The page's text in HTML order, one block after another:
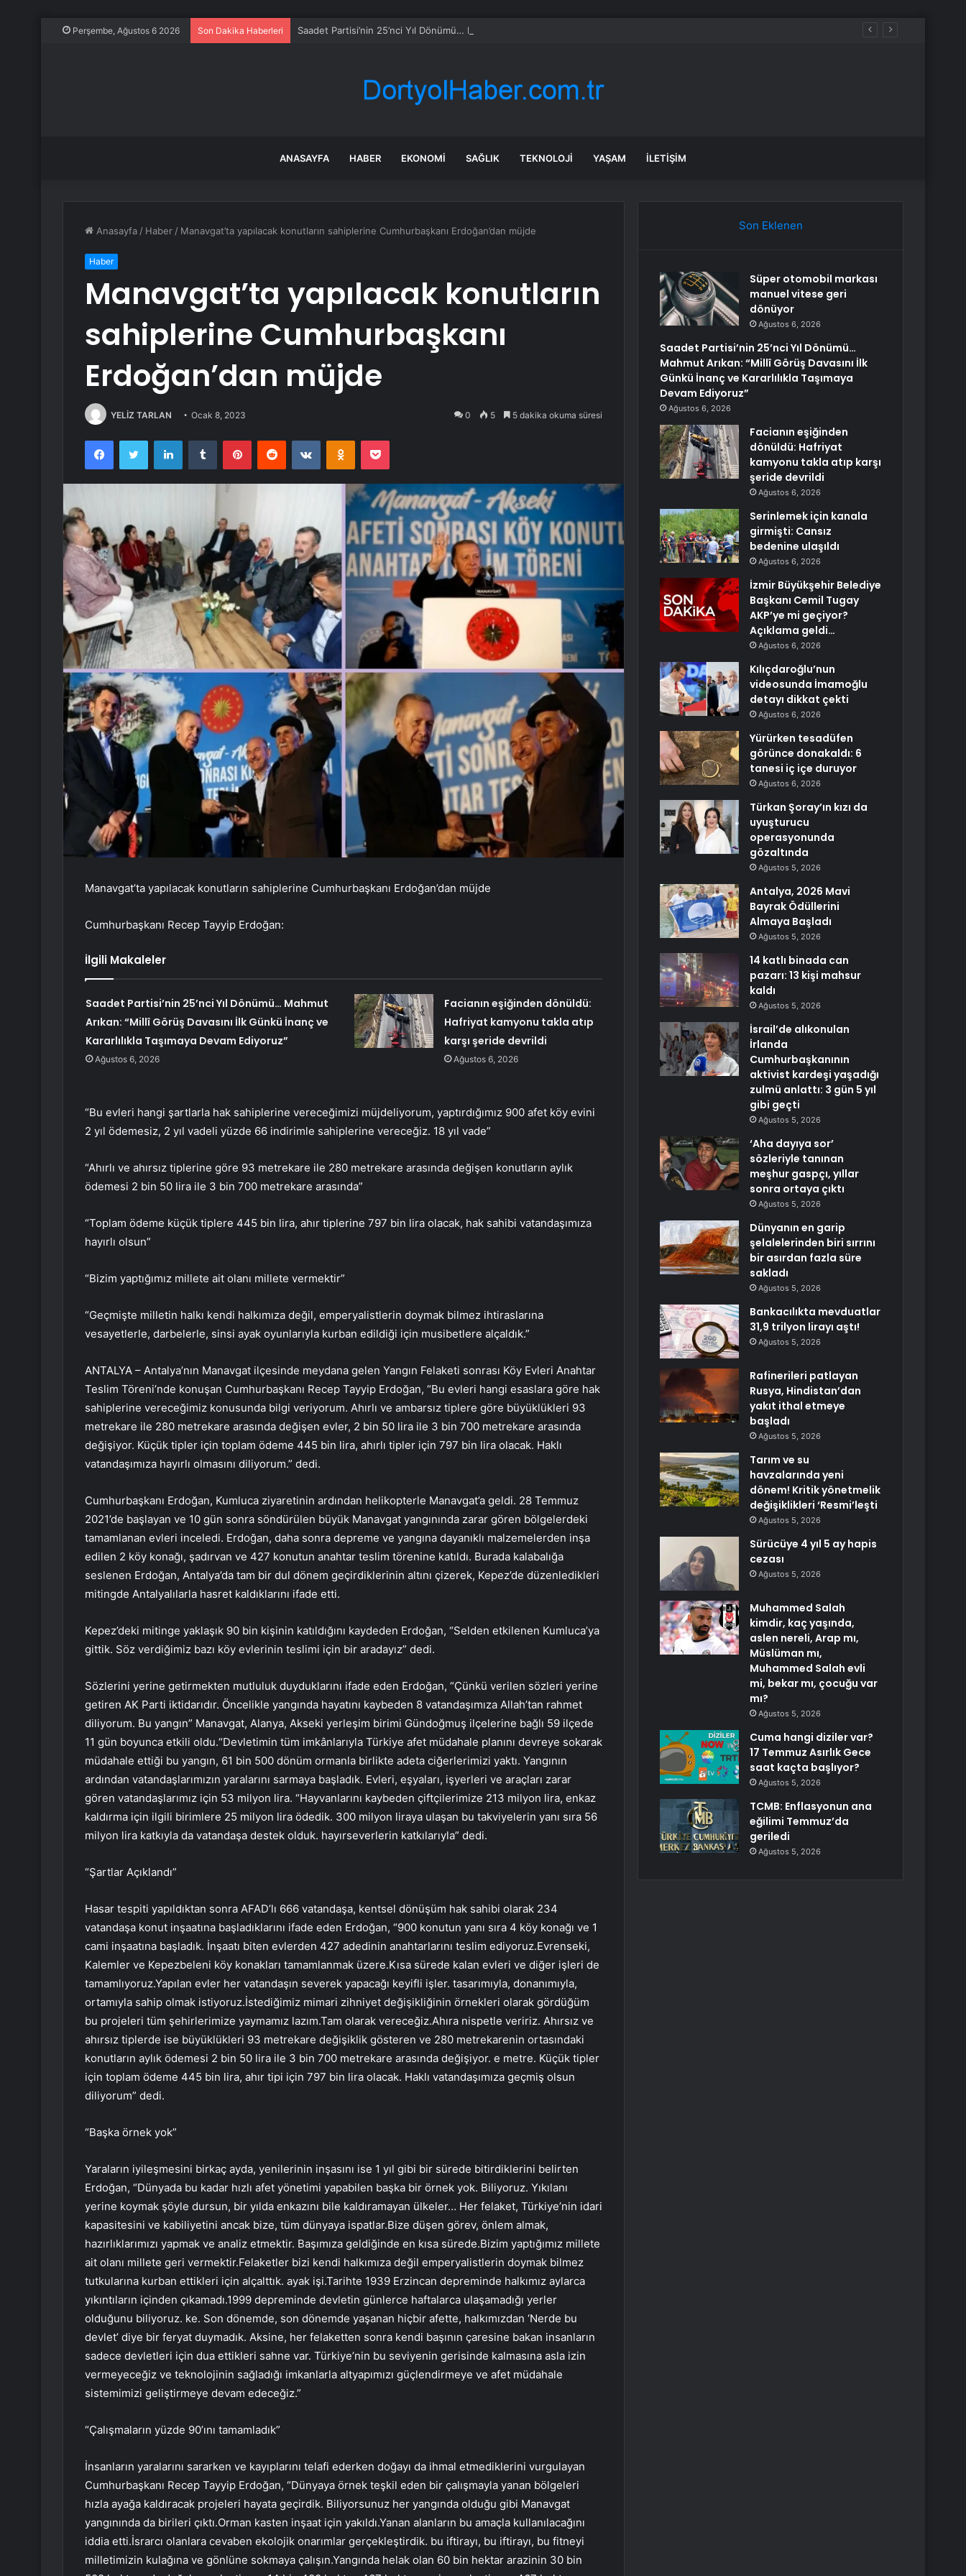
Perşembe, Ağustos 6 2026 Son Dakika Haberleri
ANASAYFA HABER EKONOMI SAĞLIK TEKNOLOJI YAŞAM İLETIŞIM
Anasayfa / Haber / Manavgat’ta yapılacak konutların sahiplerine Cumhurbaşkanı Erdoğan’dan müjde
Haber
Manavgat’ta yapılacak konutların
sahiplerine Cumhurbaşkanı
Erdoğan’dan müjde
YELİZ TARLAN Ocak 8, 2023 0 5 5 dakika okuma süresi
FacebookTwitter LinkedInTumblr PinterestReddit VKontakteOdnoklassniki
Pocket
Manavgat’ta yapılacak konutların sahiplerine Cumhurbaşkanı Erdoğan’dan müjde
Cumhurbaşkanı Recep Tayyip Erdoğan:
İlgili Makaleler
Saadet Partisi’nin 25’nci Yıl Dönümü… Mahmut
Arıkan: “Millî Görüş Davasını İlk Günkü İnanç ve
Kararlılıkla Taşımaya Devam Ediyoruz”
Ağustos 6, 2026
Facianın eşiğinden dönüldü:
Hafriyat kamyonu takla atıp
karşı şeride devrildi
Ağustos 6, 2026
“Bu evleri hangi şartlarla hak sahiplerine vereceğimizi müjdeliyorum, yaptırdığımız 900 afet köy evini
2 yıl ödemesiz, 2 yıl vadeli yüzde 66 indirimle sahiplerine vereceğiz. 18 yıl vade”
“Ahırlı ve ahırsız tiplerine göre 93 metrekare ile 280 metrekare arasında değişen konutların aylık
ödemesi 2 bin 50 lira ile 3 bin 700 metrekare arasında”
“Toplam ödeme küçük tiplere 445 bin lira, ahır tiplerine 797 bin lira olacak, hak sahibi vatandaşımıza
hayırlı olsun”
“Bizim yaptığımız millete ait olanı millete vermektir”
“Geçmişte milletin halkı kendi halkımıza değil, emperyalistlerin doymak bilmez ihtiraslarına
vesayetlerle, darbelerle, sinsi ayak oyunlarıyla kurban edildiği için musibetlere alçaldık.”
ANTALYA – Antalya’nın Manavgat ilçesinde meydana gelen Yangın Felaketi sonrası Köy Evleri Anahtar
Teslim Töreni’nde konuşan Cumhurbaşkanı Recep Tayyip Erdoğan, “Bu evleri hangi esaslara göre hak
sahiplerine vereceğimiz konusunda bilgi veriyorum. Ahırlı ve ambarsız tiplere göre büyüklükleri 93
metrekare ile 280 metrekare arasında değişen evler, 2 bin 50 lira ile 3 bin 700 metrekare arasında
değişiyor. Küçük tipler için toplam ödeme 445 bin lira, ahırlı tipler için 797 bin lira olacak. Haklı
vatandaşımıza hayırlı olmasını diliyorum.” dedi.
Cumhurbaşkanı Erdoğan, Kumluca ziyaretinin ardından helikopterle Manavgat’a geldi. 28 Temmuz
2021’de başlayan ve 10 gün sonra söndürülen büyük Manavgat yangınında zarar gören bölgelerdeki
tamamlanan evleri inceledi. Erdoğan, daha sonra depreme ve yangına dayanıklı malzemelerden inşa
edilen 2 köy konağı, şadırvan ve 427 konutun anahtar teslim törenine katıldı. Burada kalabalığa
seslenen Erdoğan, Antalya’da tam bir dul dönem geçirdiklerinin altını çizerek, Kepez’de düzenledikleri
mitingde Antalyalılarla hasret kaldıklarını ifade etti.
Kepez’deki mitinge yaklaşık 90 bin kişinin katıldığını kaydeden Erdoğan, “Selden etkilenen Kumluca’ya
gittik. Söz verdiğimiz bazı köy evlerinin teslimi için bir aradayız” dedi.
Sözlerini yerine getirmekten mutluluk duyduklarını ifade eden Erdoğan, “Çünkü verilen sözleri yerine
getiren AK Parti iktidarıdır. Öncelikle yangında hayatını kaybeden 8 vatandaşımıza Allah’tan rahmet
diliyorum. Bu yangın” Manavgat, Alanya, Akseki yerleşim birimi Gündoğmuş ilçelerine bağlı 59 ilçede
11 gün boyunca etkili oldu.“Devletimin tüm imkânlarıyla Türkiye afet müdahale planını devreye sokarak
müdahale ettiği bu yangın, 61 bin 500 dönüm ormanla birlikte adeta ciğerlerimizi yaktı. Yangının
ardından vatandaşlarımızın yaralarını sarmaya başladık. Evleri, eşyaları, işyerleri ve araçları zarar
gören vatandaşlarımız için 53 milyon lira. “Hayvanlarını kaybeden çiftçilerimize 213 milyon lira, enkaz
kaldırma için ilgili birimlere 25 milyon lira ödedik. 300 milyon liraya ulaşan bu takviyelerin yanı sıra 56
milyon lira katkıyla da vatandaşa destek olduk. hayırseverlerin katkılarıyla” dedi.
“Şartlar Açıklandı”
Hasar tespiti yapıldıktan sonra AFAD’lı 666 vatandaşa, kentsel dönüşüm hak sahibi olarak 234
vatandaşa konut inşaatına başladıklarını ifade eden Erdoğan, “900 konutun yanı sıra 4 köy konağı ve 1
cami inşaatına başladık. İnşaatı biten evlerden 427 adedinin anahtarlarını teslim ediyoruz.Evrenseki,
Kalemler ve Kepezbeleni köy konakları tamamlanmak üzere.Kısa sürede kalan evleri ve diğer işleri de
tamamlıyoruz.Yapılan evler her vatandaşın severek yapacağı keyifli işler. tasarımıyla, donanımıyla,
ortamıyla sahip olmak istiyoruz.İstediğimiz mimari zihniyet değişikliğinin örnekleri olarak gördüğüm
bu projeleri tüm şehirlerimize yaymamız lazım.Tam olarak vereceğiz.Ahıra nispetle veririz. Ahırsız ve
ahırsız tiplerde ise büyüklükleri 93 metrekare değişiklik gösteren ve 280 metrekarenin ortasındaki
konutların aylık ödemesi 2 bin 50 lira ile 3 bin 700 metrekare arasında değişiyor. e metre. Küçük tipler
için toplam ödeme 445 bin lira, ahır tipi için 797 bin lira olacak. Haklı vatandaşımıza geçmiş olsun
diliyorum” dedi.
“Başka örnek yok”
Yaraların iyileşmesini birkaç ayda, yenilerinin inşasını ise 1 yıl gibi bir sürede bitirdiklerini belirten
Erdoğan, “Dünyada bu kadar hızlı afet yönetimi yapabilen başka bir örnek yok. Biliyoruz. Yıkılanı
yerine koymak şöyle dursun, bir yılda enkazını bile kaldıramayan ülkeler… Her felaket, Türkiye’nin idari
kapasitesini ve kabiliyetini ancak bize, tüm dünyaya ispatlar.Bize düşen görev, önlem almak,
hazırlıklarımızı yapmak ve analiz etmektir. Başımıza geldiğinde en kısa sürede.Bizim yaptığımız millete
ait olanı millete geri vermektir.Felaketler bizi kendi halkımıza değil emperyalistlerin doymak bilmez
tutkularına kurban ettikleri için alçalttık. ayak işi.Tarihte 1939 Erzincan depreminde halkımız aylarca
yıkıntıların içinden çıkamadı.1999 depreminde devletin günlerce haftalarca ulaşamadığı yerler
olduğunu biliyoruz. ke. Son dönemde, son dönemde yaşanan hiçbir afette, halkımızdan ‘Nerde bu
devlet’ diye bir feryat duymadık. Aksine, her felaketten sonra kendi başının çaresine bakan insanların
sadece devletleri için dua ettikleri sahne var. Türkiye’nin bu seviyenin gerisinde kalmasına asla izin
vermeyeceğiz ve teknolojinin sağladığı imkanlarla altyapımızı güçlendirmeye ve afet müdahale
sistemimizi geliştirmeye devam edeceğiz.”
“Çalışmaların yüzde 90’ını tamamladık”
İnsanların yaralarını sararken ve kayıplarını telafi ederken doğayı da ihmal etmediklerini vurgulayan
Cumhurbaşkanı Recep Tayyip Erdoğan, “Dünyaya örnek teşkil eden bir çalışmayla yanan bölgeleri
hızla ayağa kaldıracak projeleri hayata geçirdik. Biliyorsunuz her yangında olduğu gibi Manavgat
yangınında da birileri çıktı.Orman kasten inşaat için yakıldı.Yanan alanların bu amaçla kullanılacağını
iddia etti.İsrarcı olanlara cevaben ekolojik onarımlar gerçekleştirdik. bu iftirayı, bu iftirayı, bu fitneyi
milletimizin kulağına ve gönlüne sokmaya çalışın.Yangında helak olan 60 bin hektar arazinin 30 bin
Son Eklenen
Süper otomobil markası
manuel vitese geri
dönüyor
Ağustos 6, 2026
Saadet Partisi’nin 25’nci Yıl Dönümü…
Mahmut Arıkan: “Millî Görüş Davasını İlk
Günkü İnanç ve Kararlılıkla Taşımaya
Devam Ediyoruz”
Ağustos 6, 2026
Facianın eşiğinden
dönüldü: Hafriyat
kamyonu takla atıp karşı
şeride devrildi
Ağustos 6, 2026
Serinlemek için kanala
girmişti: Cansız
bedenine ulaşıldı
Ağustos 6, 2026
İzmir Büyükşehir Belediye
Başkanı Cemil Tugay
AKP’ye mi geçiyor?
Açıklama geldi…
Ağustos 6, 2026
Kılıçdaroğlu’nun
videosunda İmamoğlu
detayı dikkat çekti
Ağustos 6, 2026
Yürürken tesadüfen
görünce donakaldı: 6
tanesi iç içe duruyor
Ağustos 6, 2026
Türkan Şoray’ın kızı da
uyuşturucu
operasyonunda
gözaltında
Ağustos 5, 2026
Antalya, 2026 Mavi
Bayrak Ödüllerini
Almaya Başladı
Ağustos 5, 2026
14 katlı binada can
pazarı: 13 kişi mahsur
kaldı
Ağustos 5, 2026
İsrail’de alıkonulan
İrlanda
Cumhurbaşkanının
aktivist kardeşi yaşadığı
zulmü anlattı: 3 gün 5 yıl
gibi geçti
Ağustos 5, 2026
‘Aha dayıya sor’
sözleriyle tanınan
meşhur gaspçı, yıllar
sonra ortaya çıktı
Ağustos 5, 2026
Dünyanın en garip
şelalelerinden biri sırrını
bir asırdan fazla süre
sakladı
Ağustos 5, 2026
Bankacılıkta mevduatlar
31,9 trilyon lirayı aştı!
Ağustos 5, 2026
Rafinerileri patlayan
Rusya, Hindistan’dan
yakıt ithal etmeye
başladı
Ağustos 5, 2026
Tarım ve su
havzalarında yeni
dönem! Kritik yönetmelik
değişiklikleri ‘Resmi’leşti
Ağustos 5, 2026
Sürücüye 4 yıl 5 ay hapis
cezası
Ağustos 5, 2026
Muhammed Salah
kimdir, kaç yaşında,
aslen nereli, Arap mı,
Müslüman mı,
Muhammed Salah evli
mi, bekar mı, çocuğu var
mı?
Ağustos 5, 2026
Cuma hangi diziler var?
17 Temmuz Asırlık Gece
saat kaçta başlıyor?
Ağustos 5, 2026
TCMB: Enflasyonun ana
eğilimi Temmuz’da
geriledi
Ağustos 5, 2026